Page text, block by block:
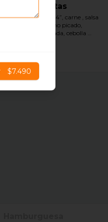
Tacos Carnitas
3 tortillas de maíz 4”, carne , salsa
tquila cream, tocino picado,
cebolla caramelizada, cebolla
$5.890
$7.490